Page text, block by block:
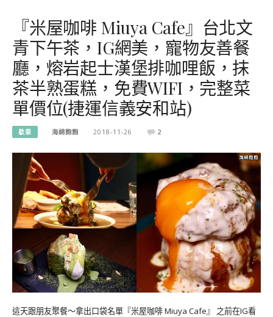
『米屋咖啡 Miuya Cafe』台北文
青下午茶，IG網美，寵物友善餐
廳，熔岩起士漢堡排咖哩飯，抹
茶半熟蛋糕，免費WIFI，完整菜
單價位(捷運信義安和站)
歇業 海綿飽飽 2018-11-26 2
這天跟朋友聚餐～拿出口袋名單『米屋咖啡 Miuya Cafe』 之前在IG看